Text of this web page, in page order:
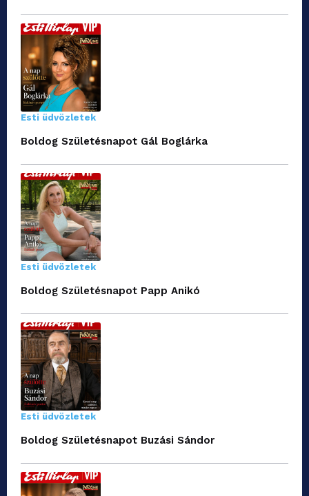
Esti üdvözletek
Boldog Születésnapot Gál Boglárka
Esti üdvözletek
Boldog Születésnapot Papp Anikó
Esti üdvözletek
Boldog Születésnapot Buzási Sándor